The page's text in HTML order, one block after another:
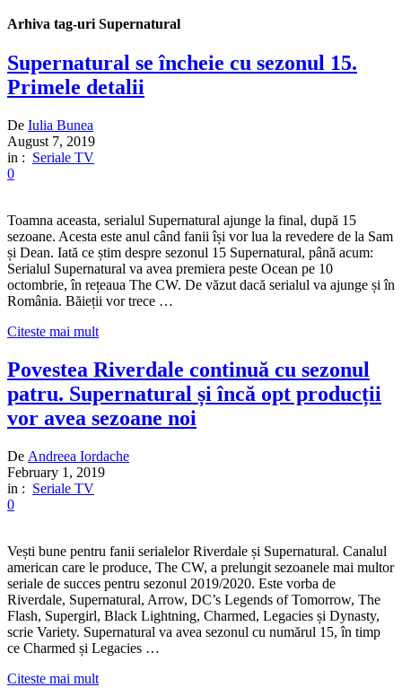
Arhiva tag-uri Supernatural
Supernatural se încheie cu sezonul 15.
Primele detalii
De Iulia Bunea
August 7, 2019
in : Seriale TV
0
Toamna aceasta, serialul Supernatural ajunge la final, după 15
sezoane. Acesta este anul când fanii își vor lua la revedere de la Sam
și Dean. Iată ce știm despre sezonul 15 Supernatural, până acum:
Serialul Supernatural va avea premiera peste Ocean pe 10
octombrie, în rețeaua The CW. De văzut dacă serialul va ajunge și în
România. Băieții vor trece …
Citeste mai mult
Povestea Riverdale continuă cu sezonul
patru. Supernatural și încă opt producții
vor avea sezoane noi
De Andreea Iordache
February 1, 2019
in : Seriale TV
0
Vești bune pentru fanii serialelor Riverdale și Supernatural. Canalul
american care le produce, The CW, a prelungit sezoanele mai multor
seriale de succes pentru sezonul 2019/2020. Este vorba de
Riverdale, Supernatural, Arrow, DC’s Legends of Tomorrow, The
Flash, Supergirl, Black Lightning, Charmed, Legacies și Dynasty,
scrie Variety. Supernatural va avea sezonul cu numărul 15, în timp
ce Charmed și Legacies …
Citeste mai mult